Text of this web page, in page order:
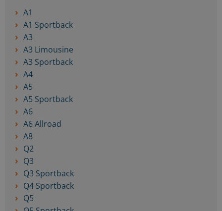
A1
A1 Sportback
A3
A3 Limousine
A3 Sportback
A4
A5
A5 Sportback
A6
A6 Allroad
A8
Q2
Q3
Q3 Sportback
Q4 Sportback
Q5